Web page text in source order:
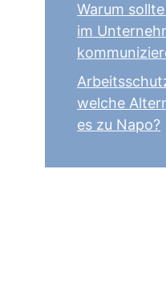
Warum
im
welche
es zu Napo?